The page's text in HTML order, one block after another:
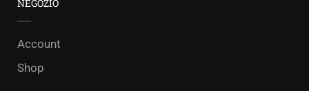
NEGOZIO
Account
Shop